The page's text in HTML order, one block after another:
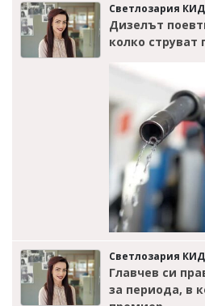
Светлозария
Дизелът
колко струват
Светлозария
Главчев си
за периода, в